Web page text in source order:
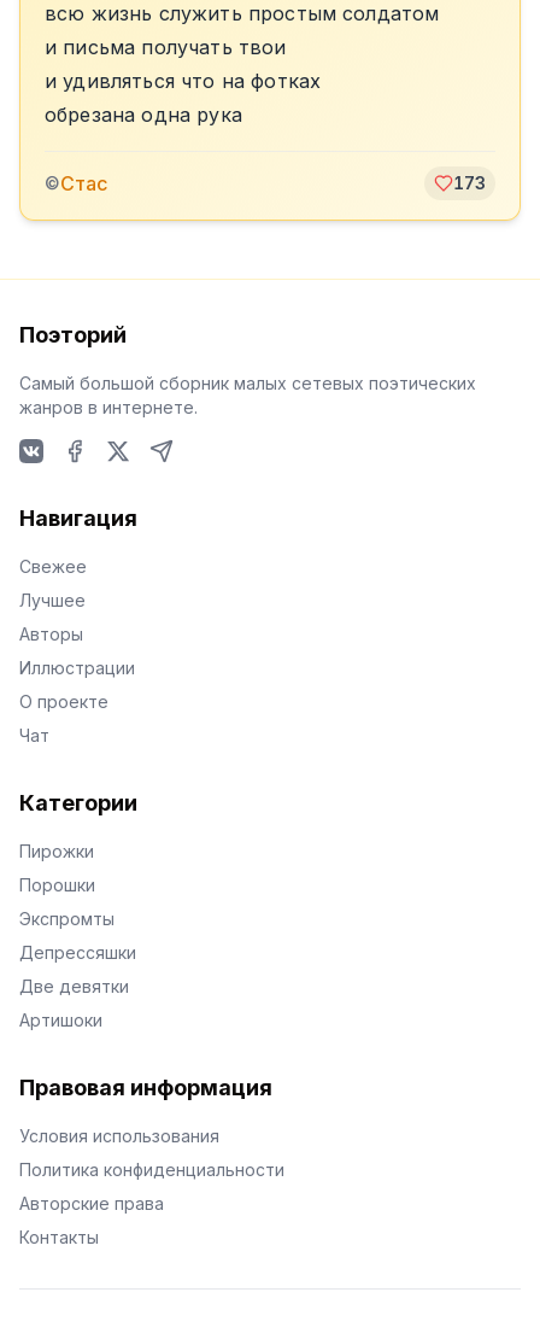
всю жизнь служить простым солдатом
и письма получать твои
и удивляться что на фотках
обрезана одна рука
©Стас 173
Поэторий
Самый большой сборник малых сетевых поэтических
жанров в интернете.
Навигация
Свежее
Лучшее
Авторы
Иллюстрации
О проекте
Чат
Категории
Пирожки
Порошки
Экспромты
Депрессяшки
Две девятки
Артишоки
Правовая информация
Условия использования
Политика конфиденциальности
Авторские права
Контакты